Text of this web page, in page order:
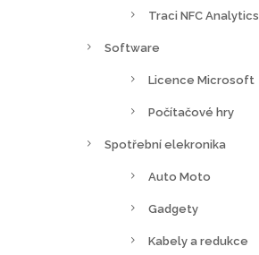
Traci NFC Analytics
Software
Licence Microsoft
Počítačové hry
Spotřební elekronika
Auto Moto
Gadgety
Kabely a redukce